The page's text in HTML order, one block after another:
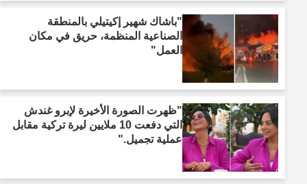
"باشاك شهير إكيتيلي بالمنطقة
الصناعية المنظمة، حريق في مكان
العمل"
"ظهرت الصورة الأخيرة لإبرو غندش
التي دفعت 10 ملايين ليرة تركية مقابل
عملية تجميل."